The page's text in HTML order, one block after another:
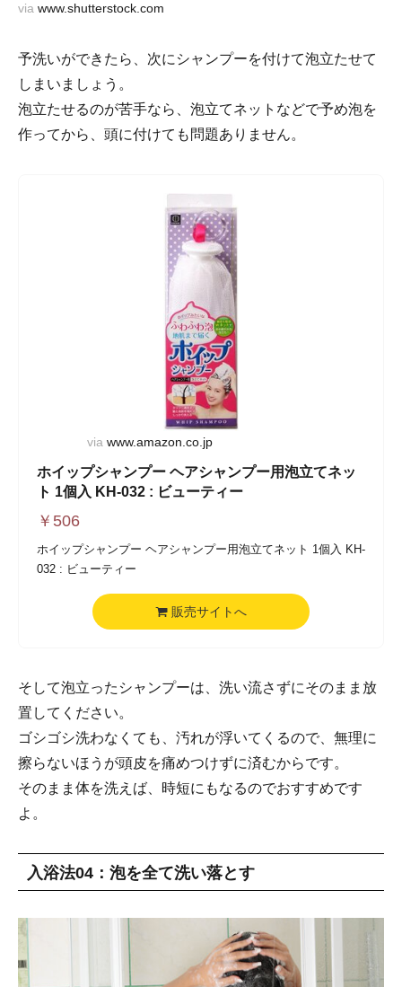
via www.shutterstock.com
予洗いができたら、次にシャンプーを付けて泡立たせて
しまいましょう。
泡立たせるのが苦手なら、泡立てネットなどで予め泡を
作ってから、頭に付けても問題ありません。
via www.amazon.co.jp
ホイップシャンプー ヘアシャンプー用泡立てネッ
ト 1個入 KH-032 : ビューティー
￥ 506
ホイップシャンプー ヘアシャンプー用泡立てネット 1個入 KH-
032 : ビューティー
販売サイトへ
そして泡立ったシャンプーは、洗い流さずにそのまま放
置してください。
ゴシゴシ洗わなくても、汚れが浮いてくるので、無理に
擦らないほうが頭皮を痛めつけずに済むからです。
そのまま体を洗えば、時短にもなるのでおすすめです
よ。
入浴法04：泡を全て洗い落とす